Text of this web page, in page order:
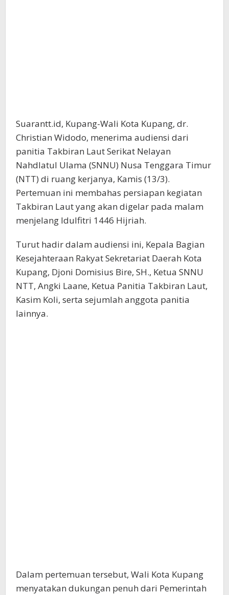
Suarantt.id, Kupang-Wali Kota Kupang, dr.
Christian Widodo, menerima audiensi dari
panitia Takbiran Laut Serikat Nelayan
Nahdlatul Ulama (SNNU) Nusa Tenggara Timur
(NTT) di ruang kerjanya, Kamis (13/3).
Pertemuan ini membahas persiapan kegiatan
Takbiran Laut yang akan digelar pada malam
menjelang Idulfitri 1446 Hijriah.
Turut hadir dalam audiensi ini, Kepala Bagian
Kesejahteraan Rakyat Sekretariat Daerah Kota
Kupang, Djoni Domisius Bire, SH., Ketua SNNU
NTT, Angki Laane, Ketua Panitia Takbiran Laut,
Kasim Koli, serta sejumlah anggota panitia
lainnya.
Dalam pertemuan tersebut, Wali Kota Kupang
menyatakan dukungan penuh dari Pemerintah